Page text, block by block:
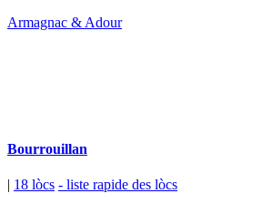
Armagnac & Adour
Bourrouillan
| 18 lòcs - liste rapide des lòcs